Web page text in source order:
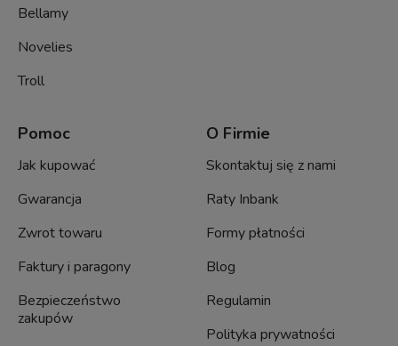
Bellamy
Novelies
Troll
Pomoc
Jak kupować
Gwarancja
Zwrot towaru
Faktury i paragony
Bezpieczeństwo
zakupów
O Firmie
Skontaktuj się z nami
Raty Inbank
Formy płatności
Blog
Regulamin
Polityka prywatności